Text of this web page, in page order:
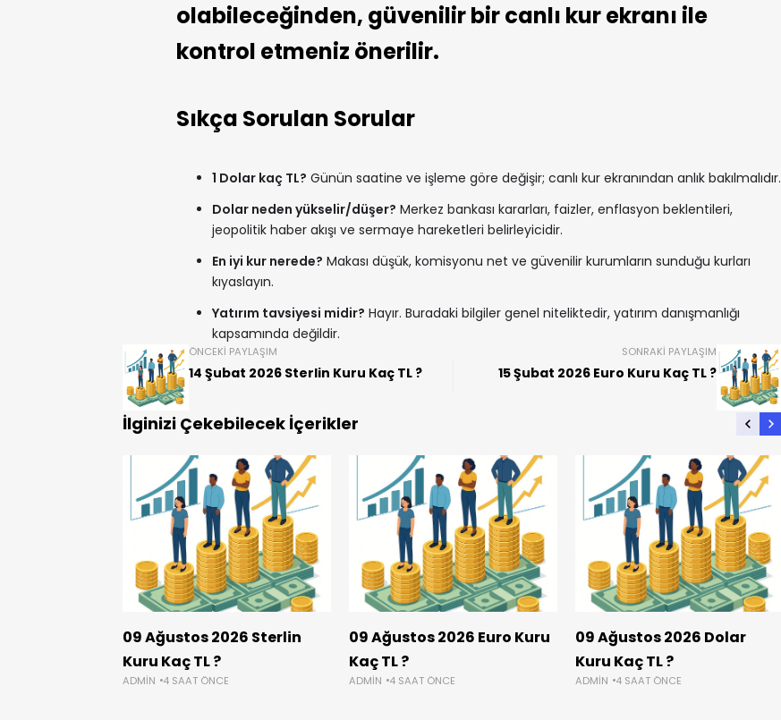
olabileceğinden, güvenilir bir canlı kur ekranı ile
kontrol etmeniz önerilir.
Sıkça Sorulan Sorular
1 Dolar kaç TL? Günün saatine ve işleme göre değişir; canlı kur ekranından anlık bakılmalıdır.
Dolar neden yükselir/düşer? Merkez bankası kararları, faizler, enflasyon beklentileri,
jeopolitik haber akışı ve sermaye hareketleri belirleyicidir.
En iyi kur nerede? Makası düşük, komisyonu net ve güvenilir kurumların sunduğu kurları
kıyaslayın.
Yatırım tavsiyesi midir? Hayır. Buradaki bilgiler genel niteliktedir, yatırım danışmanlığı
kapsamında değildir.
ÖNCEKI PAYLAŞIM
14 Şubat 2026 Sterlin Kuru Kaç TL ?
SONRAKI PAYLAŞIM
15 Şubat 2026 Euro Kuru Kaç TL ?
İlginizi Çekebilecek İçerikler
09 Ağustos 2026 Sterlin
Kuru Kaç TL ?
ADMIN 4 SAAT ÖNCE
09 Ağustos 2026 Euro Kuru
Kaç TL ?
ADMIN 4 SAAT ÖNCE
09 Ağustos 2026 Dolar
Kuru Kaç TL ?
ADMIN 4 SAAT ÖNCE